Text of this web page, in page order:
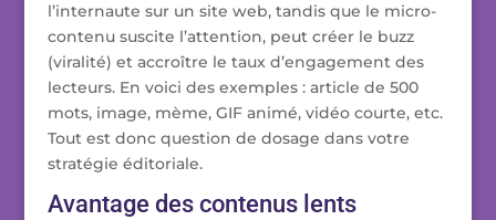
l’internaute sur un site web, tandis que le micro-
contenu suscite l’attention, peut créer le buzz
(viralité) et accroître le taux d’engagement des
lecteurs. En voici des exemples : article de 500
mots, image, mème, GIF animé, vidéo courte, etc.
Tout est donc question de dosage dans votre
stratégie éditoriale.
Avantage des contenus lents